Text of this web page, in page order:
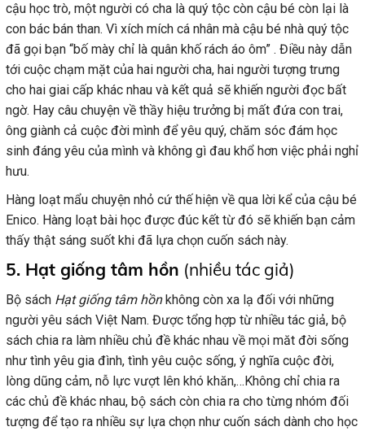
cậu học trò, một người có cha là quý tộc còn cậu bé còn lại là
con bác bán than. Vì xích mích cá nhân mà cậu bé nhà quý tộc
đã gọi bạn “bố mày chỉ là quân khố rách áo ôm” . Điều này dẫn
tới cuộc chạm mặt của hai người cha, hai người tượng trưng
cho hai giai cấp khác nhau và kết quả sẽ khiến người đọc bất
ngờ. Hay câu chuyện về thầy hiệu trưởng bị mất đứa con trai,
ông giành cả cuộc đời mình để yêu quý, chăm sóc đám học
sinh đáng yêu của mình và không gì đau khổ hơn việc phải nghỉ
hưu.
Hàng loạt mẩu chuyện nhỏ cứ thế hiện về qua lời kể của cậu bé
Enico. Hàng loạt bài học được đúc kết từ đó sẽ khiến bạn cảm
thấy thật sáng suốt khi đã lựa chọn cuốn sách này.
5. Hạt giống tâm hồn (nhiều tác giả)
Bộ sách Hạt giống tâm hồnkhông còn xa lạ đối với những
người yêu sách Việt Nam. Được tổng hợp từ nhiều tác giả, bộ
sách chia ra làm nhiều chủ đề khác nhau về mọi măt đời sống
như tình yêu gia đình, tình yêu cuộc sống, ý nghĩa cuộc đời,
lòng dũng cảm, nỗ lực vượt lên khó khăn,…Không chỉ chia ra
các chủ đề khác nhau, bộ sách còn chia ra cho từng nhóm đối
tượng để tạo ra nhiều sự lựa chọn như cuốn sách dành cho học